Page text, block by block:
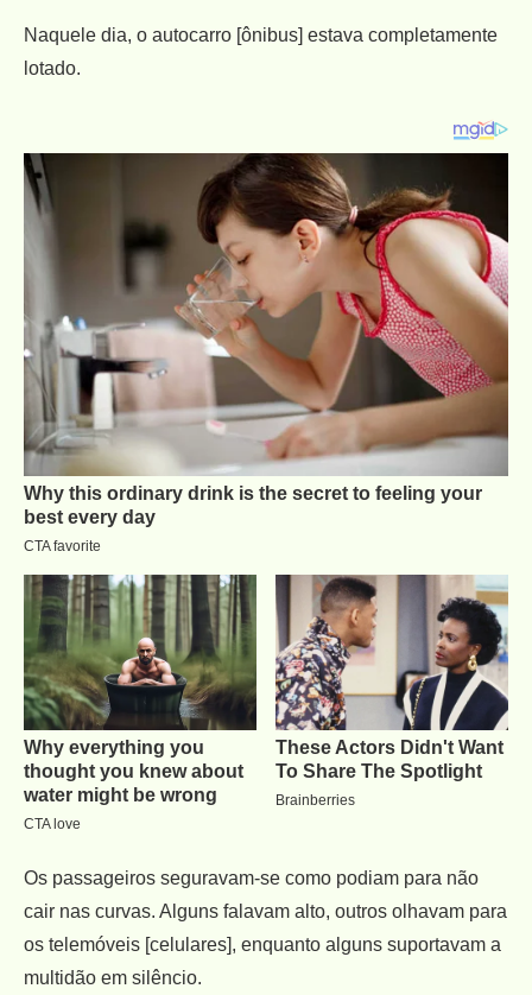
Naquele dia, o autocarro [ônibus] estava completamente
lotado.
Os passageiros seguravam-se como podiam para não
cair nas curvas. Alguns falavam alto, outros olhavam para
os telemóveis [celulares], enquanto alguns suportavam a
multidão em silêncio.